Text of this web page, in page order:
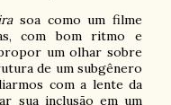
soa como um filme
com bom ritmo e
um olhar sobre
de um subgênero
com a lente da
sua inclusão em um